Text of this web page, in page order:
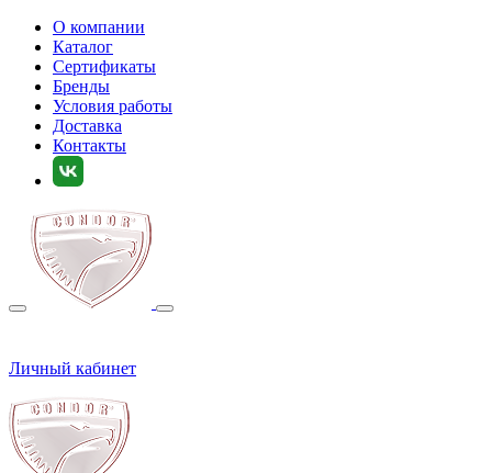
О компании
Каталог
Сертификаты
Бренды
Условия работы
Доставка
Контакты
Личный кабинет